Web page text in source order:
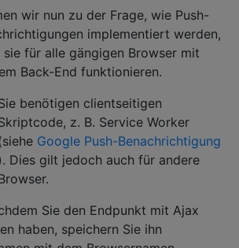
wir nun zu der Frage, wie Push-
implementiert werden,
sie für alle gängigen Browser mit
Back-End funktionieren.
benötigen clientseitigen
z. B. Service Worker
Google Push-Benachrichtigung
Dies gilt jedoch auch für andere
Sie den Endpunkt mit Ajax
haben, speichern Sie ihn